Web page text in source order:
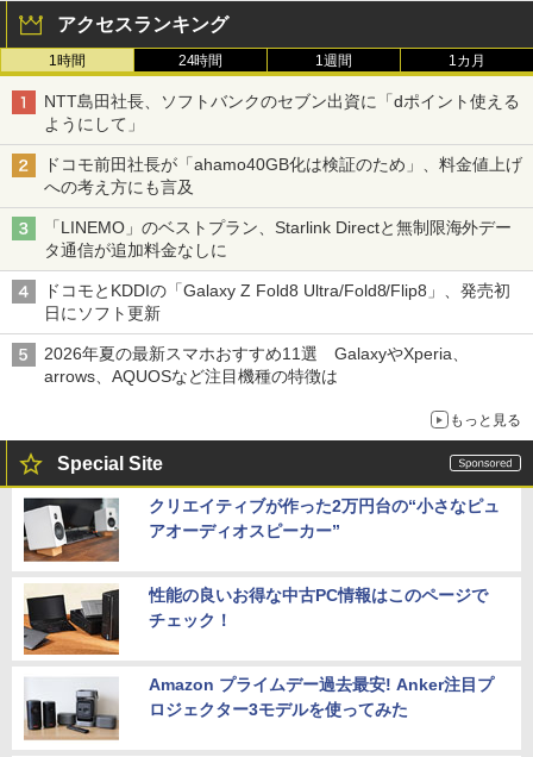
アクセスランキング
1時間 24時間 1週間 1カ月
NTT島田社長、ソフトバンクのセブン出資に「dポイント使える
ようにして」
ドコモ前田社長が「ahamo40GB化は検証のため」、料金値上げ
への考え方にも言及
「LINEMO」のベストプラン、Starlink Directと無制限海外デー
タ通信が追加料金なしに
ドコモとKDDIの「Galaxy Z Fold8 Ultra/Fold8/Flip8」、発売初
日にソフト更新
2026年夏の最新スマホおすすめ11選 GalaxyやXperia、
arrows、AQUOSなど注目機種の特徴は
もっと見る
Special Site
クリエイティブが作った2万円台の“小さなピュ
アオーディオスピーカー”
性能の良いお得な中古PC情報はこのページで
チェック！
Amazon プライムデー過去最安! Anker注目プ
ロジェクター3モデルを使ってみた